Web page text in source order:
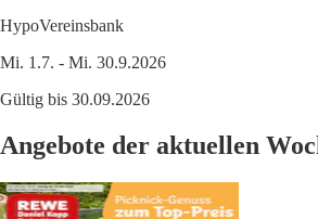
HypoVereinsbank
Mi. 1.7. - Mi. 30.9.2026
Gültig bis 30.09.2026
Angebote der aktuellen